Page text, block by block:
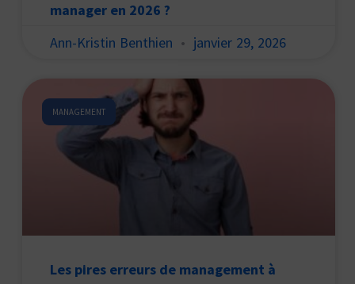
manager en 2026 ?
Ann-Kristin Benthien
janvier 29, 2026
MANAGEMENT
Les pires erreurs de management à